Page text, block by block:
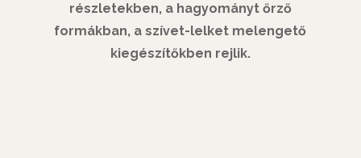
részletekben, a hagyományt őrző
formákban, a szívet-lelket melengető
kiegészítőkben rejlik.